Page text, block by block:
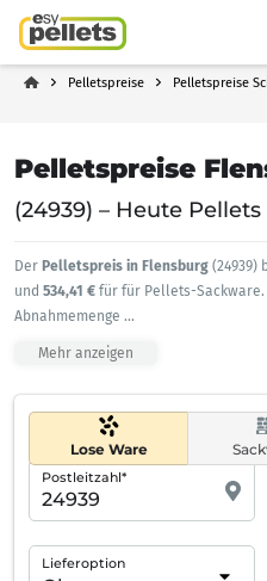
Pelletspreise Pelletspreise
Pelletspreise
(24939) – Heute
Der Pelletspreis in Flensburg (24939)
und 534,41 € für für Pellets-
Abnahmemenge ...
Mehr anzeigen
Lose Ware
Postleitzahl*
Lieferoption